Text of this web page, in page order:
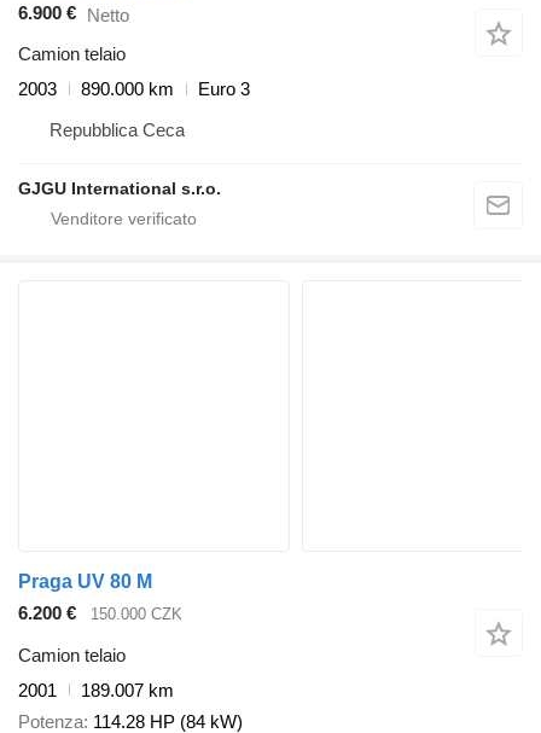
6.900 € Netto
Camion telaio
2003
890.000 km
Euro 3
Repubblica Ceca
GJGU International s.r.o.
Praga UV 80 M
6.200 €
150.000 CZK
Camion telaio
2001
189.007 km
Potenza 114.28 HP (84 kW)